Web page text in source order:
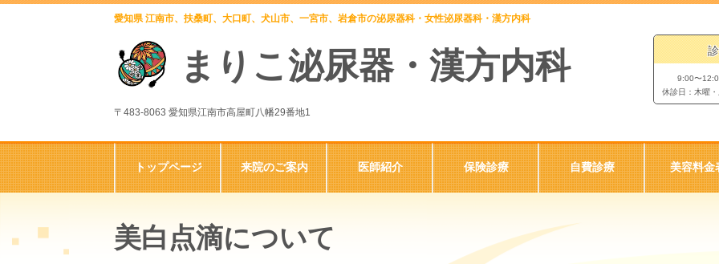
愛知県 江南市、扶桑町、大口町、犬山市、一宮市、岩倉市の泌尿器科・女性泌尿器科・漢方内科
まりこ泌尿器・漢方内科
〒483-8063 愛知県江南市高屋町八幡29番地1
9:00〜
休診日：木曜
トップページ 来院のご案内 医師紹介 保険診療 自費診療 美容料金
美白点滴について